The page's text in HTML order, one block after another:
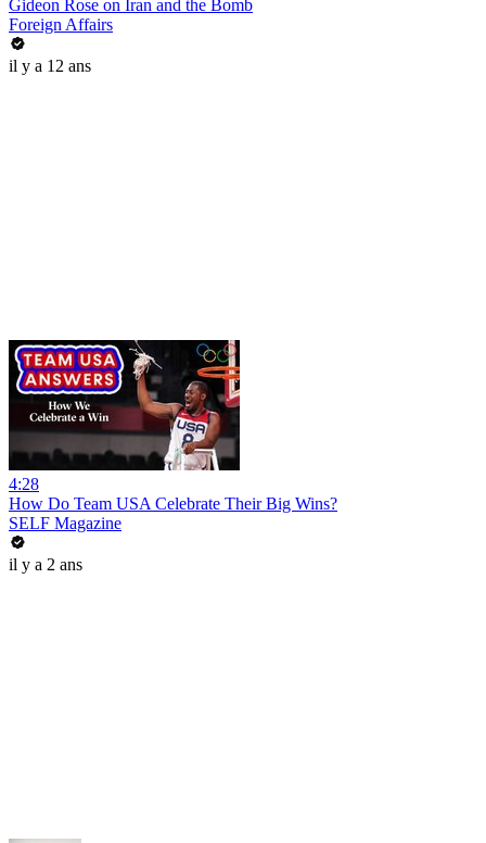
Gideon Rose on Iran and the Bomb
Foreign Affairs
il y a 12 ans
4:28
How Do Team USA Celebrate Their Big Wins?
SELF Magazine
il y a 2 ans